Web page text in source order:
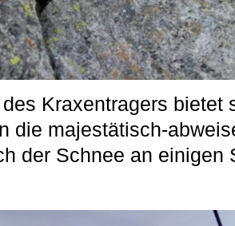
Kraxentragers bietet
die majestätisch-
der Schnee an einigen